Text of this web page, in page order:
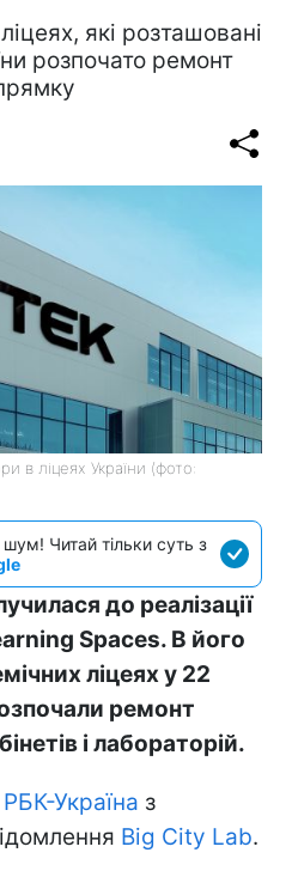
які розташовані
розпочато ремонт
в ліцеях України (фото:
Читай тільки суть з
до реалізації
Spaces. В його
ліцеях у 22
ремонт
і лабораторій.
РБК-Україна з
Big City Lab.